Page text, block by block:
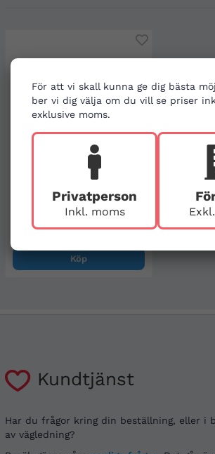
För att vi skall kunna ge dig bästa
ber vi dig välja om du vill se priser
exklusive moms.
Privatperson
Inkl. moms
Tryckförband 12 × 12 cm, akut
blödningsförband
Köp
Kundtjänst
Har du frågor kring din beställning, eller i
av vägledning?